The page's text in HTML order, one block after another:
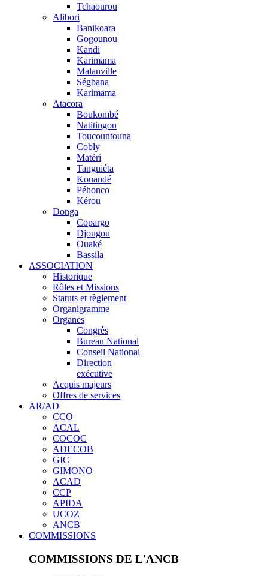
Tchaourou
Alibori
Banikoara
Gogounou
Kandi
Karimama
Malanville
Ségbana
Karimama
Atacora
Boukombé
Natitingou
Toucountouna
Cobly
Matéri
Tanguiéta
Kouandé
Péhonco
Kérou
Donga
Copargo
Djougou
Ouaké
Bassila
ASSOCIATION
Historique
Rôles et Missions
Statuts et règlement
Organigramme
Organes
Congrès
Bureau National
Conseil National
Direction
exécutive
Acquis majeurs
Offres de services
AR/AD
CCO
ACAL
COCOC
ADECOB
GIC
GIMONO
ACAD
CCP
APIDA
UCOZ
ANCB
COMMISSIONS
COMMISSIONS DE L'ANCB